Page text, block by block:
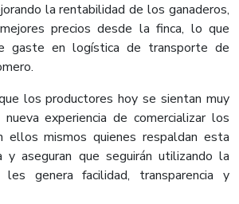
la rentabilidad de los ganaderos,
precios desde la finca, lo que
gaste en logística de transporte de
los productores hoy se sientan muy
experiencia de comercializar los
ellos mismos quienes respaldan esta
y aseguran que seguirán utilizando la
les genera facilidad, transparencia y